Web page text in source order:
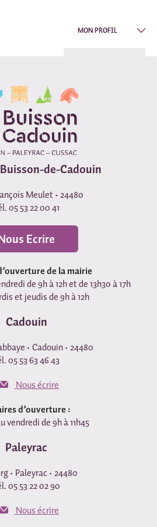
MON PROFIL
de-Cadouin
Meulet • 24480
05 53 22 00 41
Ecrire
de la mairie
de 9h à 12h et de 13h30 à 17h
et jeudis de 9h à 12h
Cadouin
• Cadouin • 24480
05 53 63 46 43
Nous écrire
d’ouverture :
vendredi de 9h à 11h45
Paleyrac
• Paleyrac • 24480
05 53 22 02 90
Nous écrire